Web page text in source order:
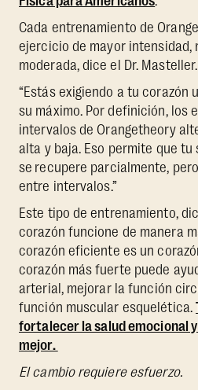
Cada entrenamiento de
ejercicio de mayor intensidad,
moderada, dice el Dr. Masteller.
“Estás exigiendo a tu corazón
su máximo. Por definición, los
intervalos de Orangetheory
alta y baja. Eso permite que
se recupere parcialmente,
entre intervalos.”
Este tipo de entrenamiento,
corazón funcione de manera
corazón eficiente es un
corazón más fuerte puede
arterial, mejorar la función
función muscular esquelética.
fortalecer la salud emocional
mejor.
El cambio requiere esfuerzo.